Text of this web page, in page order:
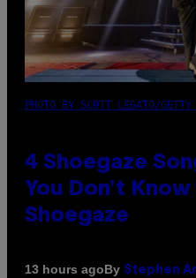
PHOTO BY SCOTT LEGATO/GETTY
4 Shoegaze
You Don’t
Shoegaze
13 hours agoBy Stephen